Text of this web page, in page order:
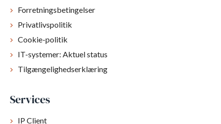
Forretningsbetingelser
Privatlivspolitik
Cookie-politik
IT-systemer: Aktuel status
Tilgængelighedserklæring
Services
IP Client